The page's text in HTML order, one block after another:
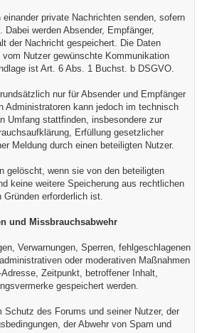
einander private Nachrichten senden, sofern
werden Absender, Empfänger,
der Nachricht gespeichert. Die Daten
Nutzer gewünschte Kommunikation
ist Art. 6 Abs. 1 Buchst. b DSGVO.
nur für Absender und Empfänger
Administratoren kann jedoch im technisch
Umfang stattfinden, insbesondere zur
Erfüllung gesetzlicher
Meldung durch einen beteiligten Nutzer.
gelöscht, wenn sie von den beteiligten
keine weitere Speicherung aus rechtlichen
Gründen erforderlich ist.
und Missbrauchsabwehr
Verwarnungen, Sperren, fehlgeschlagenen
oder moderativen Maßnahmen
Zeitpunkt, betroffener Inhalt,
gespeichert werden.
Schutz des Forums und seiner Nutzer, der
der Abwehr von Spam und